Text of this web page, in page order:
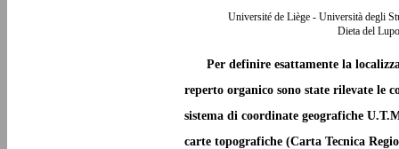
Université de Liège - Università degli
Dieta del
Per definire esattamente la
reperto organico sono state rilevate le
sistema di coordinate geografiche
carte topografiche (Carta Tecnica